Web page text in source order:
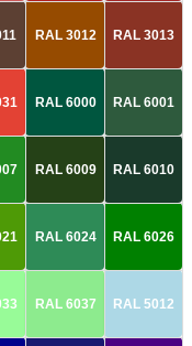
RAL 3012 RAL 3013
RAL 6000 RAL 6001
RAL 6009 RAL 6010
RAL 6024 RAL 6026
RAL 6037 RAL 5012